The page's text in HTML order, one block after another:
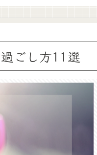
ごし方11選